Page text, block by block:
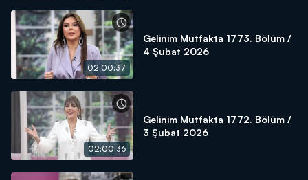
02:00:37
Gelinim Mutfakta 1773. Bölüm /
4 Şubat 2026
02:00:36
Gelinim Mutfakta 1772. Bölüm /
3 Şubat 2026